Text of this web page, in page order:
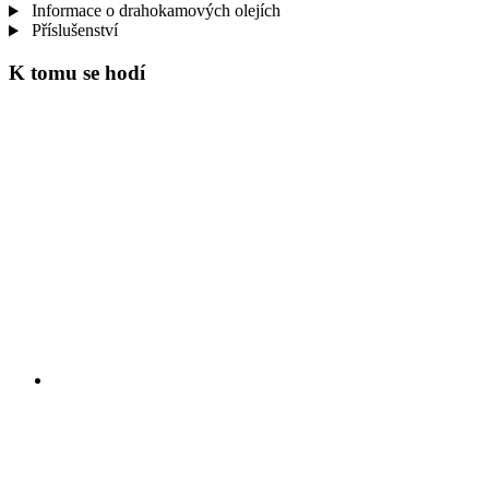
Informace o drahokamových olejích
Příslušenství
K tomu se hodí